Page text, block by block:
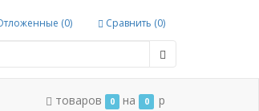
(0) Сравнить (0)
товаров 0 на 0 p